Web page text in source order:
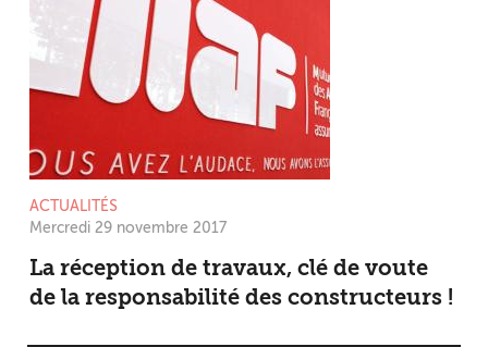
ACTUALITÉS
Mercredi 29 novembre 2017
La réception de travaux, clé de voute
de la responsabilité des constructeurs !